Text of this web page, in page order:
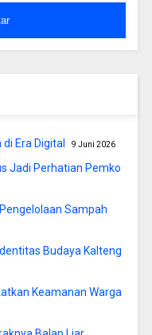
Era Digital 9 Juni 2026
Jadi Perhatian Pemko
Sampah
Budaya Kalteng
Keamanan Warga